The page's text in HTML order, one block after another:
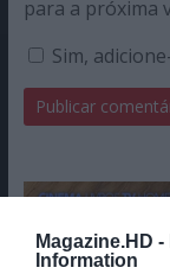
Magazine.HD -
Information
para a próxima
Sim,